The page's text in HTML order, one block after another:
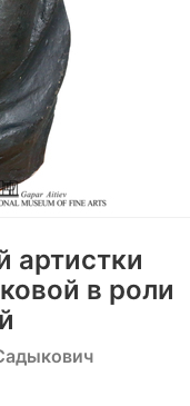
артистки
в роли